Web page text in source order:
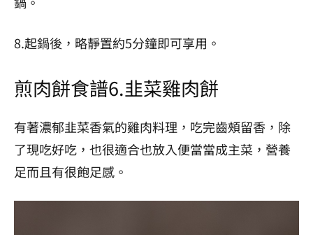
8.起鍋後，略靜置約5分鐘即可享用。
煎肉餅食譜6.韭菜雞肉餅
有著濃郁韭菜香氣的雞肉料理，吃完齒頰留香，除
了現吃好吃，也很適合也放入便當當成主菜，營養
足而且有很飽足感。